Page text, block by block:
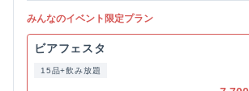
みんなのイベント限定プラン
ビアフェスタ
15品+飲み放題